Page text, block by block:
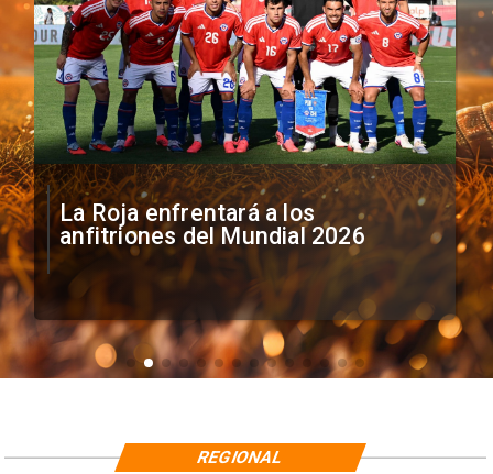
La Roja enfrentará a los
anfitriones del Mundial 2026
REGIONAL